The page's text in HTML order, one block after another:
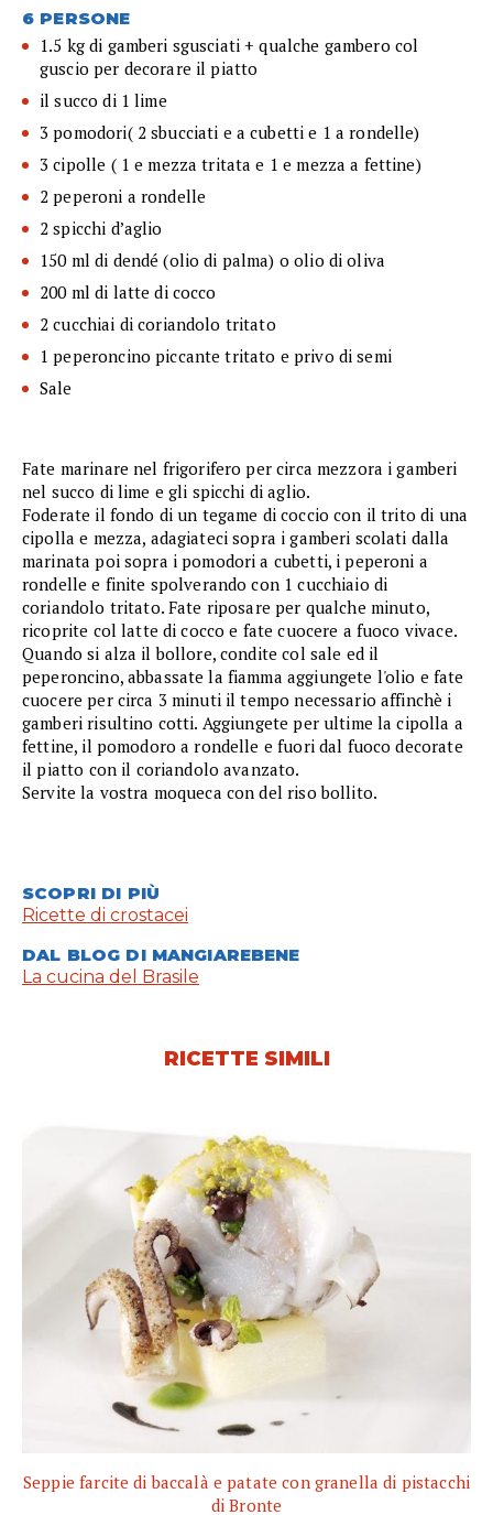
6 PERSONE
1.5 kg di gamberi sgusciati + qualche gambero col
guscio per decorare il piatto
il succo di 1 lime
3 pomodori( 2 sbucciati e a cubetti e 1 a rondelle)
3 cipolle ( 1 e mezza tritata e 1 e mezza a fettine)
2 peperoni a rondelle
2 spicchi d’aglio
150 ml di dendé (olio di palma) o olio di oliva
200 ml di latte di cocco
2 cucchiai di coriandolo tritato
1 peperoncino piccante tritato e privo di semi
Sale
Fate marinare nel frigorifero per circa mezzora i gamberi
nel succo di lime e gli spicchi di aglio.
Foderate il fondo di un tegame di coccio con il trito di una
cipolla e mezza, adagiateci sopra i gamberi scolati dalla
marinata poi sopra i pomodori a cubetti, i peperoni a
rondelle e finite spolverando con 1 cucchiaio di
coriandolo tritato. Fate riposare per qualche minuto,
ricoprite col latte di cocco e fate cuocere a fuoco vivace.
Quando si alza il bollore, condite col sale ed il
peperoncino, abbassate la fiamma aggiungete l'olio e fate
cuocere per circa 3 minuti il tempo necessario affinchè i
gamberi risultino cotti. Aggiungete per ultime la cipolla a
fettine, il pomodoro a rondelle e fuori dal fuoco decorate
il piatto con il coriandolo avanzato.
Servite la vostra moqueca con del riso bollito.
SCOPRI DI PIÙ
Ricette di crostacei
DAL BLOG DI MANGIAREBENE
La cucina del Brasile
RICETTE SIMILI
Seppie farcite di baccalà e patate con granella di pistacchi
di Bronte